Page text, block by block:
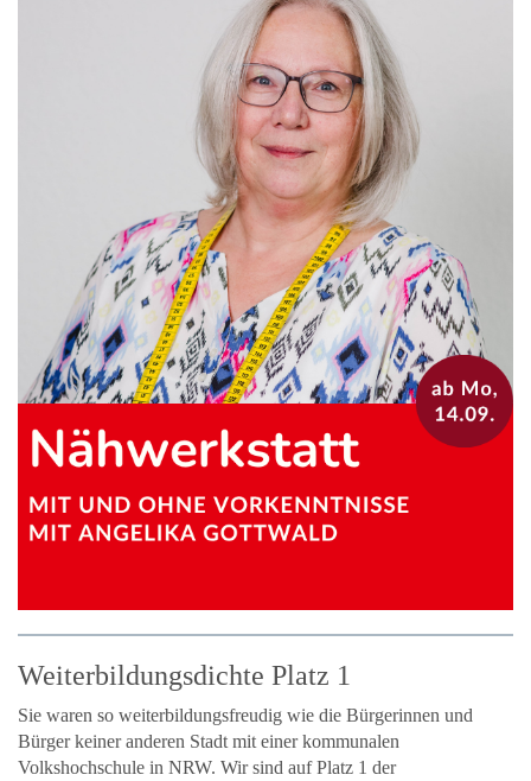
Weiterbildungsdichte Platz 1
Sie waren so weiterbildungsfreudig wie die Bürgerinnen und
Bürger keiner anderen Stadt mit einer kommunalen
Volkshochschule in NRW. Wir sind auf Platz 1 der